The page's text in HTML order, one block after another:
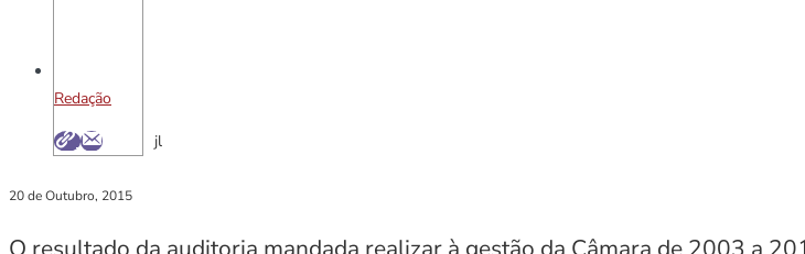
Redação
jl
20 de Outubro, 2015